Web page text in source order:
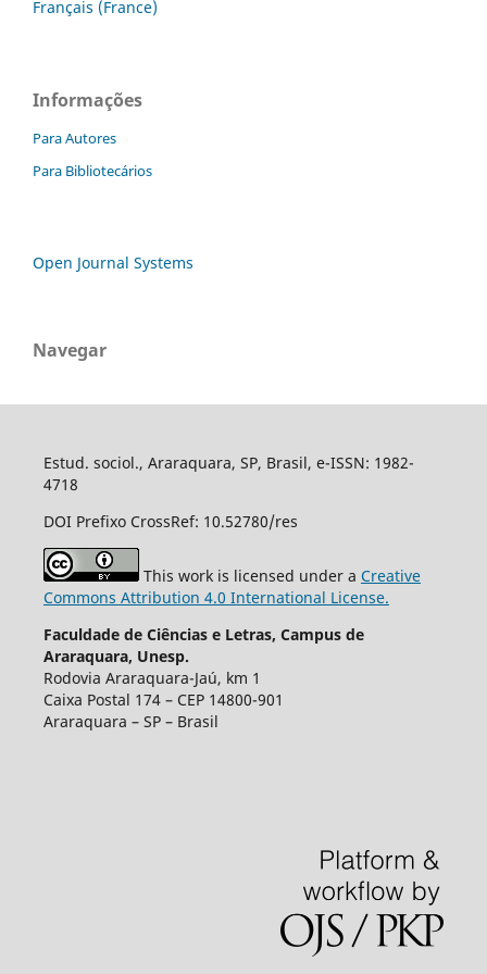
Français (France)
Informações
Para Autores
Para Bibliotecários
Open Journal Systems
Navegar
Estud. sociol., Araraquara, SP, Brasil, e-ISSN: 1982-
4718
DOI Prefixo CrossRef: 10.52780/res
This work is licensed under a Creative
Commons Attribution 4.0 International License.
Faculdade de Ciências e Letras, Campus de
Araraquara, Unesp.
Rodovia Araraquara-Jaú, km 1
Caixa Postal 174 – CEP 14800-901
Araraquara – SP – Brasil